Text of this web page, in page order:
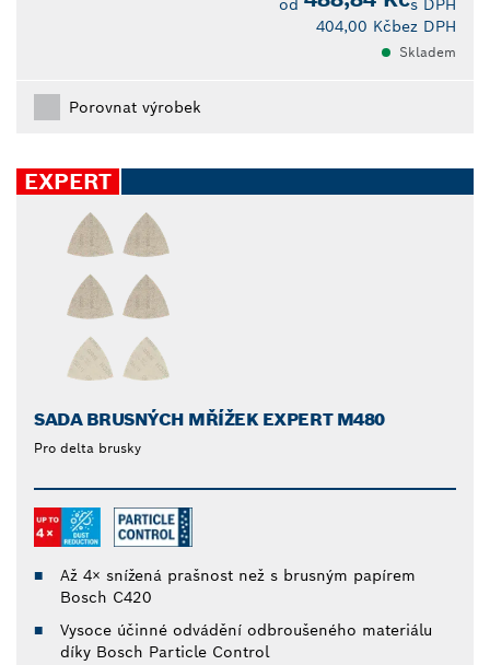
od
s DPH
404,00 Kčbez DPH
Skladem
Porovnat výrobek
EXPERT
SADA BRUSNÝCH MŘÍŽEK EXPERT M480
Pro delta brusky
Až 4× snížená prašnost než s brusným papírem
Bosch C420
Vysoce účinné odvádění odbroušeného materiálu
díky Bosch Particle Control